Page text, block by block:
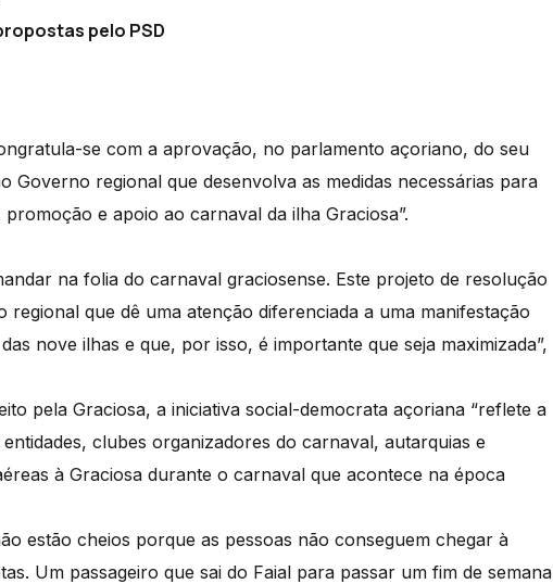
pelo PSD
se com a aprovação, no parlamento açoriano, do seu
Governo regional que desenvolva as medidas necessárias para
e apoio ao carnaval da ilha Graciosa”.
na folia do carnaval graciosense. Este projeto de resolução
que dê uma atenção diferenciada a uma manifestação
nove ilhas e que, por isso, é importante que seja maximizada”,
pela Graciosa, a iniciativa social-democrata açoriana “reflete a
clubes organizadores do carnaval, autarquias e
à Graciosa durante o carnaval que acontece na época
estão cheios porque as pessoas não conseguem chegar à
Um passageiro que sai do Faial para passar um fim de semana